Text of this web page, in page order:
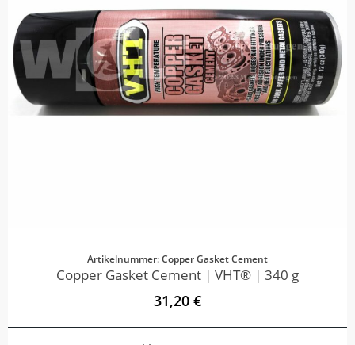
Artikelnummer: Copper Gasket Cement
Copper Gasket Cement | VHT® | 340 g
31,20 €